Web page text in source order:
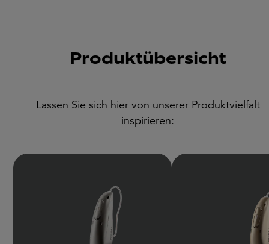
Produktübersicht
Lassen Sie sich hier von unserer Produktvielfalt
inspirieren: